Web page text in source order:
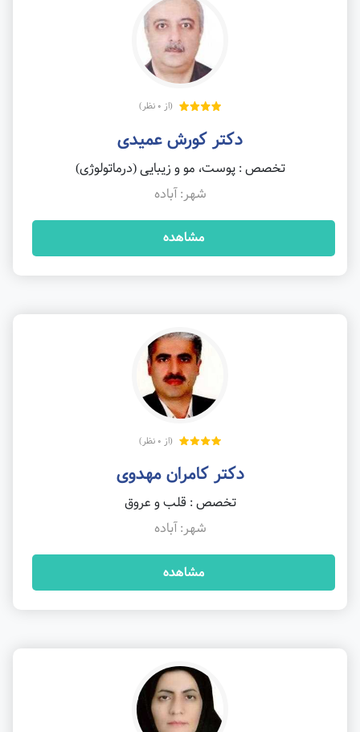
(از 0 نظر)
دکتر کورش عمیدی
تخصص : پوست، مو و زیبایی (درماتولوژی)
شهر: آباده
مشاهده
(از 0 نظر)
دکتر کامران مهدوی
تخصص : قلب و عروق
شهر: آباده
مشاهده